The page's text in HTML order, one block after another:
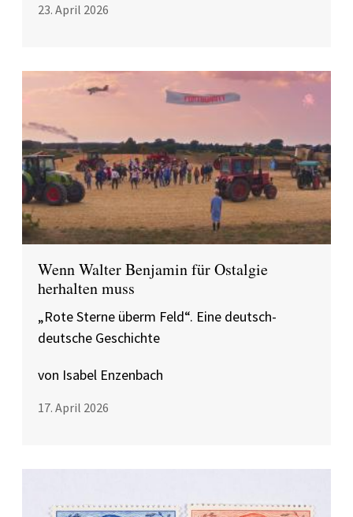
23. April 2026
Wenn Walter Benjamin für Ostalgie
herhalten muss
„Rote Sterne überm Feld“. Eine deutsch-
deutsche Geschichte
von Isabel Enzenbach
17. April 2026